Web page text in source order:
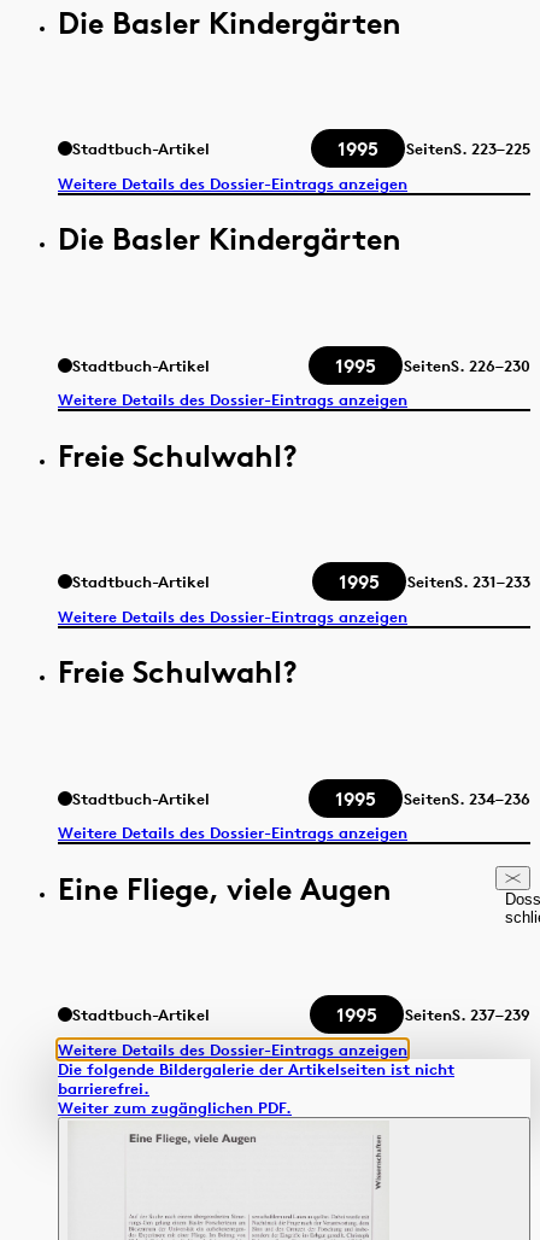
Die Basler Kindergärten
Stadtbuch-Artikel 1995 SeitenS. 223–225
Weitere Details des Dossier-Eintrags anzeigen
Die Basler Kindergärten
Stadtbuch-Artikel 1995 SeitenS. 226–230
Weitere Details des Dossier-Eintrags anzeigen
Freie Schulwahl?
Stadtbuch-Artikel 1995 SeitenS. 231–233
Weitere Details des Dossier-Eintrags anzeigen
Freie Schulwahl?
Stadtbuch-Artikel 1995 SeitenS. 234–236
Weitere Details des Dossier-Eintrags anzeigen
Eine Fliege, viele Augen
Stadtbuch-Artikel 1995 SeitenS. 237–239
Weitere Details des Dossier-Eintrags anzeigen
Die folgende Bildergalerie der Artikelseiten ist nicht
barrierefrei.
Weiter zum zugänglichen PDF.